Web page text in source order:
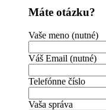
Máte otázku?
Vaše meno (nutné)
Váš Email (nutné)
Telefónne číslo
Vaša správa